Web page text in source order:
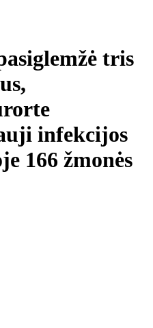
tris
infekcijos
166 žmonės